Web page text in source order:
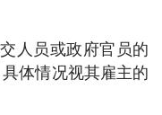
人员或政府官员的
体情况视其雇主的